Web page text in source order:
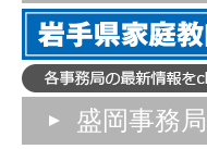
盛岡事務局